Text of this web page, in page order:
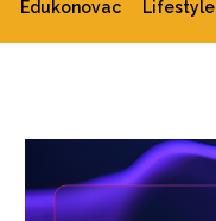
Edukonovac Lifestyle